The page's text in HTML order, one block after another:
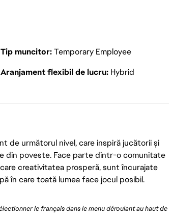
Tip muncitor Temporary Employee
Aranjament flexibil de lucru Hybrid
de următorul nivel, care inspiră jucătorii și
din poveste. Face parte dintr-o comunitate
creativitatea prosperă, sunt încurajate
în care toată lumea face jocul posibil.
le français dans le menu déroulant au haut de